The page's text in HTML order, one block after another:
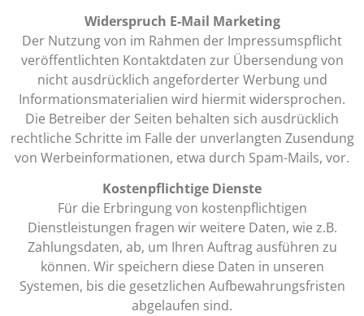
Widerspruch E-Mail Marketing
Der Nutzung von im Rahmen der Impressumspflicht
veröffentlichten Kontaktdaten zur Übersendung von
nicht ausdrücklich angeforderter Werbung und
Informationsmaterialien wird hiermit widersprochen.
Die Betreiber der Seiten behalten sich ausdrücklich
rechtliche Schritte im Falle der unverlangten Zusendung
von Werbeinformationen, etwa durch Spam-Mails, vor.
Kostenpflichtige Dienste
Für die Erbringung von kostenpflichtigen
Dienstleistungen fragen wir weitere Daten, wie z.B.
Zahlungsdaten, ab, um Ihren Auftrag ausführen zu
können. Wir speichern diese Daten in unseren
Systemen, bis die gesetzlichen Aufbewahrungsfristen
abgelaufen sind.